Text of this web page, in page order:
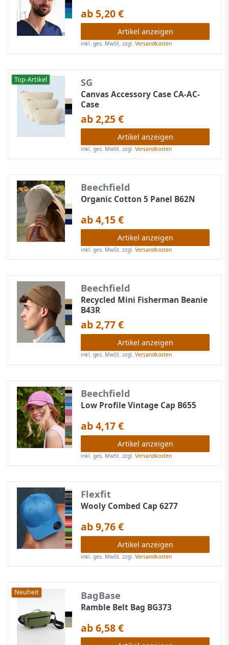
ab 5,20 €
Artikel anzeigen
inkl. ges. MwSt. zzgl.Versandkosten
Top-Artikel SG
Canvas Accessory Case CA-AC-
Case
ab 2,25 €
Artikel anzeigen
inkl. ges. MwSt. zzgl.Versandkosten
Beechfield
Organic Cotton 5 Panel B62N
ab 4,15 €
Artikel anzeigen
inkl. ges. MwSt. zzgl.Versandkosten
Beechfield
Recycled Mini Fisherman Beanie
B43R
ab 2,77 €
Artikel anzeigen
inkl. ges. MwSt. zzgl.Versandkosten
Beechfield
Low Profile Vintage Cap B655
ab 4,17 €
Artikel anzeigen
inkl. ges. MwSt. zzgl.Versandkosten
Flexfit
Wooly Combed Cap 6277
ab 9,76 €
Artikel anzeigen
inkl. ges. MwSt. zzgl.Versandkosten
Neuheit BagBase
Ramble Belt Bag BG373
ab 6,58 €